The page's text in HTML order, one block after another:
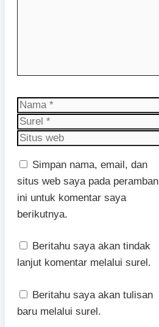
Nama
Surel
Situs
Simpan nama, email, dan
situs web saya pada peramban
ini untuk komentar saya
berikutnya.
Beritahu saya akan tindak
lanjut komentar melalui surel.
Beritahu saya akan tulisan
baru melalui surel.